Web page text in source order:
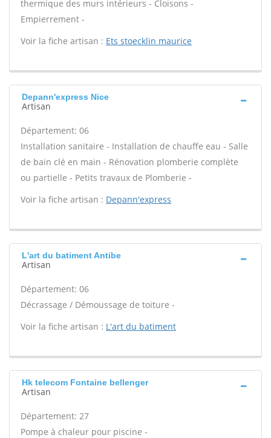
thermique des murs intérieurs - Cloisons -
Empierrement -
Voir la fiche artisan : Ets stoecklin maurice
Depann'express Nice
Artisan
Département: 06
Installation sanitaire - Installation de chauffe eau - Salle
de bain clé en main - Rénovation plomberie complète
ou partielle - Petits travaux de Plomberie -
Voir la fiche artisan : Depann'express
L'art du batiment Antibe
Artisan
Département: 06
Décrassage / Démoussage de toiture -
Voir la fiche artisan : L'art du batiment
Hk telecom Fontaine bellenger
Artisan
Département: 27
Pompe à chaleur pour piscine -